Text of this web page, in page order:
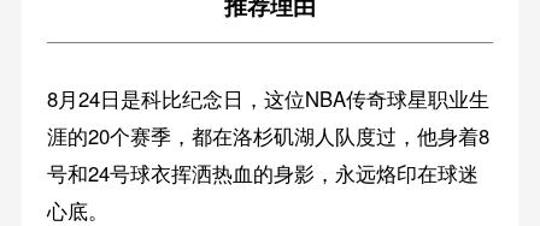
8月24日是科比纪念日，这位NBA传奇球星职业生
涯的20个赛季，都在洛杉矶湖人队度过，他身着8
号和24号球衣挥洒热血的身影，永远烙印在球迷
心底。